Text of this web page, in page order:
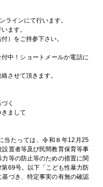
ラインにて行います。
ます。
）をご持参下さい。
付中！ショートメールか電話に
させて頂きます。
く
まして
当たっては、令和８年12月25
設置者等及び民間教育保育等事
等の防止等のための措置に関
69号。以下「こども性暴力防
づき、特定事実の有無の確認